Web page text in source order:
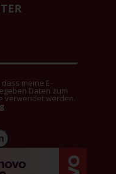
meine E-
Daten zum
verwendet werden.